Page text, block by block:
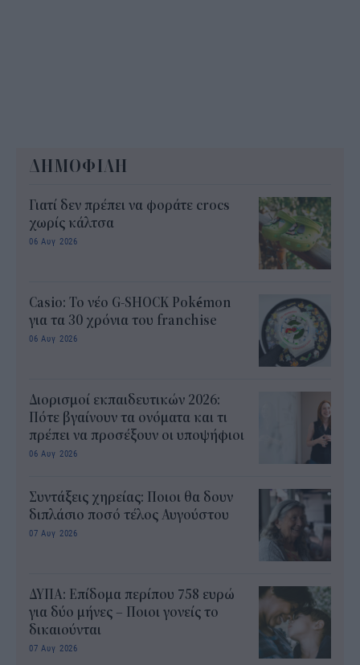
ΔΗΜΟΦΙΛΗ
Γιατί δεν πρέπει να φοράτε crocs
χωρίς κάλτσα
06 Αυγ 2026
Casio: Το νέο G-SHOCK Pokémon
για τα 30 χρόνια του franchise
06 Αυγ 2026
Διορισμοί εκπαιδευτικών 2026:
Πότε βγαίνουν τα ονόματα και τι
πρέπει να προσέξουν οι υποψήφιοι
06 Αυγ 2026
Συντάξεις χηρείας: Ποιοι θα δουν
διπλάσιο ποσό τέλος Αυγούστου
07 Αυγ 2026
ΔΥΠΑ: Επίδομα περίπου 758 ευρώ
για δύο μήνες – Ποιοι γονείς το
δικαιούνται
07 Αυγ 2026